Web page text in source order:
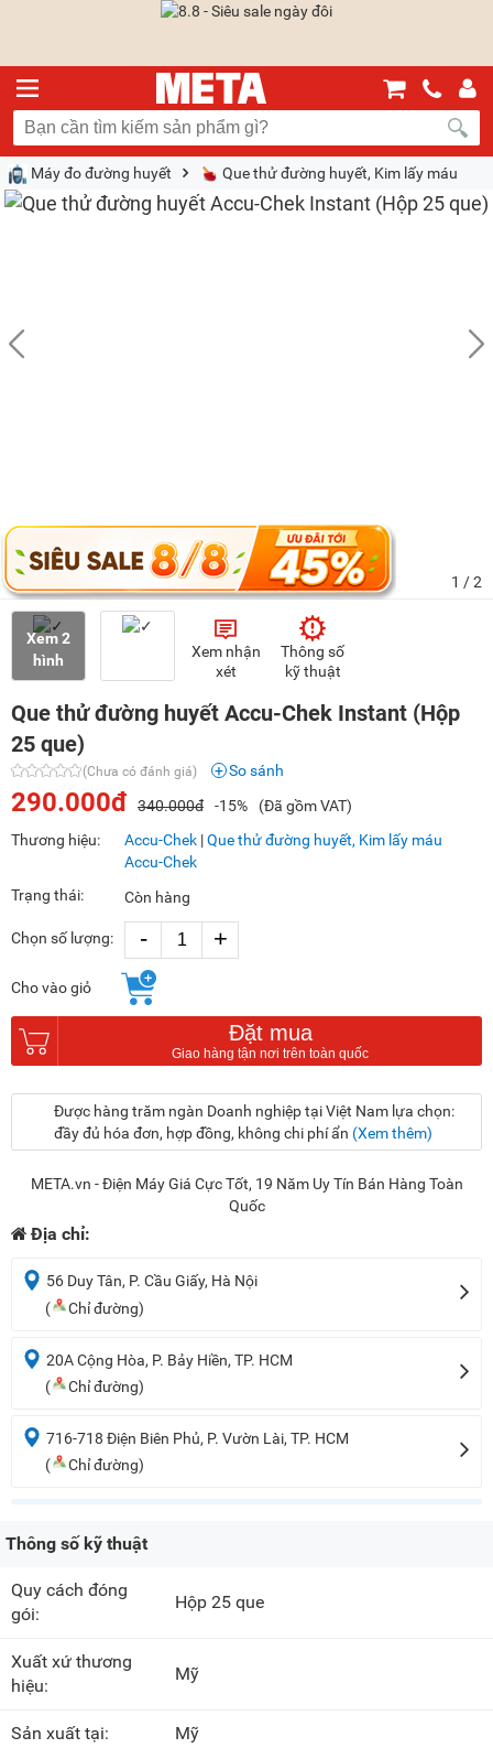
Máy đo đường huyết Que thử đường huyết, Kim lấy máu
1 / 2
Xem 2
hình
Xem nhận
xét
Thông số
kỹ thuật
Que thử đường huyết Accu-Chek Instant (Hộp
25 que)
(Chưa có đánh giá) So sánh
290.000đ 340.000đ -15%
(Đã gồm VAT)
Thương hiệu:
Accu-Chek |Que thử đường huyết, Kim lấy máu
Accu-Chek
Trạng thái:
Còn hàng
Chọn số lượng: - +
Cho vào giỏ
Đặt mua
Được hàng trăm ngàn Doanh nghiệp tại Việt Nam lựa chọn:
đầy đủ hóa đơn, hợp đồng, không chi phí ẩn (Xem thêm)
META.vn - Điện Máy Giá Cực Tốt, 19 Năm Uy Tín Bán Hàng Toàn
Quốc
Địa chỉ:
56 Duy Tân, P. Cầu Giấy, Hà Nội
(
Chỉ đường)
20A Cộng Hòa, P. Bảy Hiền, TP. HCM
(
Chỉ đường)
716-718 Điện Biên Phủ, P. Vườn Lài, TP. HCM
(
Chỉ đường)
Thông số kỹ thuật
Quy cách đóng
gói:
Hộp 25 que
Xuất xứ thương
hiệu:
Mỹ
Sản xuất tại: Mỹ